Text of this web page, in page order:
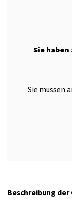
Sie
Sie müssen
Beschreibung